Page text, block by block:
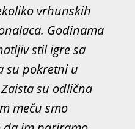
vrhunskih
Godinama
stil igre sa
su pokretni u
su odlična
meču smo